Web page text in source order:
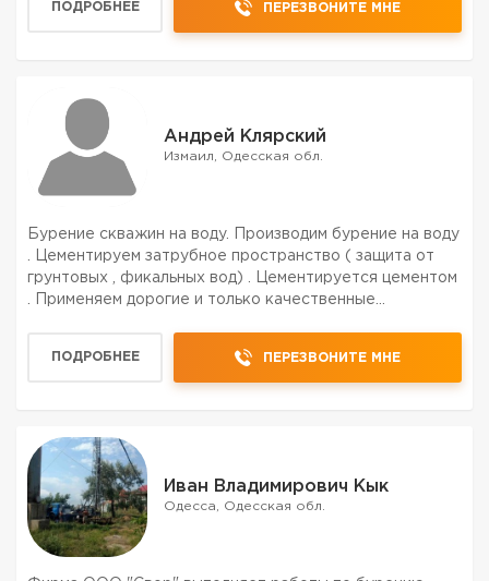
Добуревается ниже перво...
ПОДРОБНЕЕ ПЕРЕЗВОНИТЕ МНЕ
Андрей Клярский
Измаил, Одесская обл.
Бурение скважин на воду. Производим бурение на воду
. Цементируем затрубное пространство ( защита от
грунтовых , фикальных вод) . Цементируется цементом
. Применяем дорогие и только качественные
ПОДРОБНЕЕ ПЕРЕЗВОНИТЕ МНЕ
Иван Владимирович Кык
Одесса, Одесская обл.